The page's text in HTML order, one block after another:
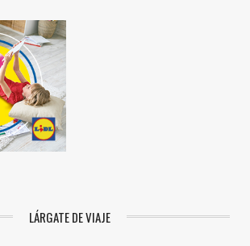
LÁRGATE DE VIAJE